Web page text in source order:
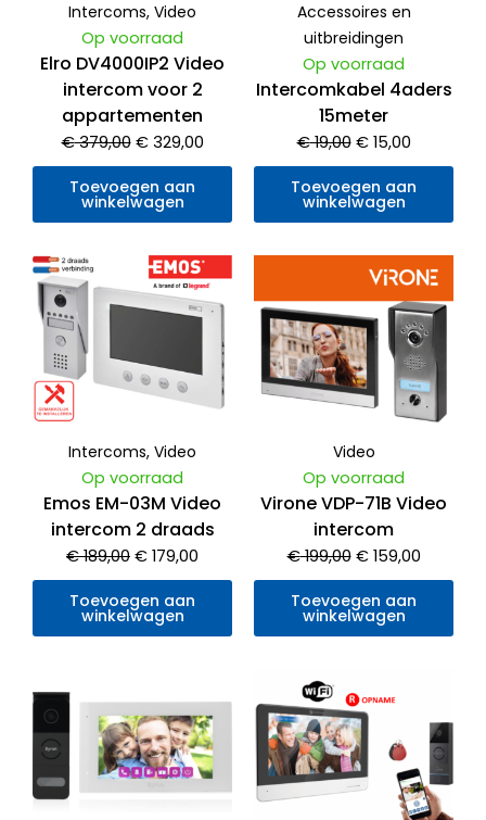
Intercoms, Video
Op voorraad
Elro DV4000IP2 Video
intercom voor 2
appartementen
€379,00 €329,00
Toevoegen aan
winkelwagen
Accessoires en
uitbreidingen
Op voorraad
Intercomkabel 4aders
15meter
€19,00 €15,00
Toevoegen aan
winkelwagen
Intercoms, Video
Op voorraad
Emos EM-03M Video
intercom 2 draads
€189,00
Oorspronkelijke
prijs
was:
€ 179,00
Huidige
prijs
is:
€ 179,00.
Toevoegen aan
winkelwagen
Video
Op voorraad
Virone VDP-71B Video
intercom
€199,00
Oorspronkelijke
was:
€ 199,00.
€159,00
Huidige
is:
€
Toevoegen aan
winkelwagen
prijs
was:
€ 229,00.
prijs
is:
€ 119,00.